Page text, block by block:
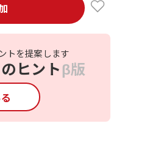
トを提案します
ヒントβ版